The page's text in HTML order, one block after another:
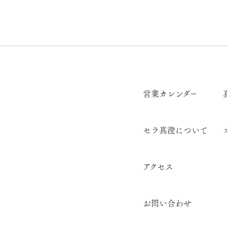
営業カレンダー
セラ真澄について
アクセス
お問い合わせ